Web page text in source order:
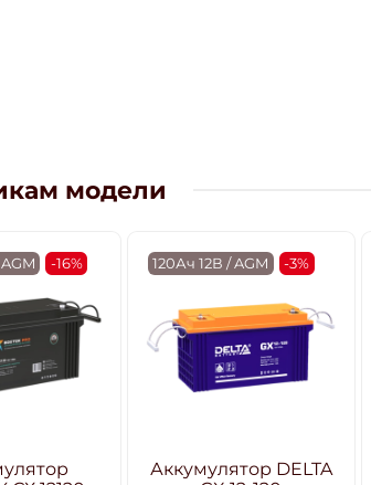
модели
-16% 120Ач 12В / AGM -3%
Аккумулятор DELTA